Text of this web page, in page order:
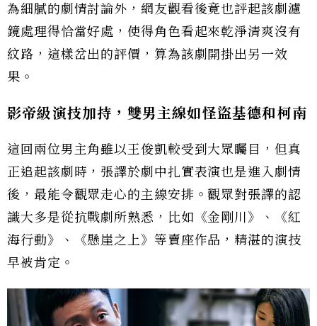
為細膩的劇情討論外，網友觀看後竟也評起該劇濾
鏡處理得恰當好處，使得角色看起來乾淨清爽沒有
紋路，這樣岔出的評價，算為該劇開掛出另一效
果。
影帝級演技加持，雙男主線如怪盜基德和柯南
這回兩位男主角雖以王俊凱較受到大眾矚目，但真
正追起該劇時，張譯於劇中扎實表演也是進入劇情
後，最能令觀眾走心的主線安排。觀眾對張譯的認
識大多是從抗戰劇所熟悉，比如《金剛川》、《紅
海行動》、《懸崖之上》等賣座作品，精湛的演技
早被肯定。